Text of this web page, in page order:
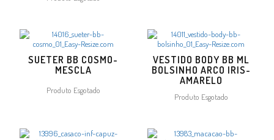
SUETER BB COSMO-
MESCLA
Produto Esgotado
VESTIDO BODY BB ML
BOLSINHO ARCO IRIS-
AMARELO
Produto Esgotado